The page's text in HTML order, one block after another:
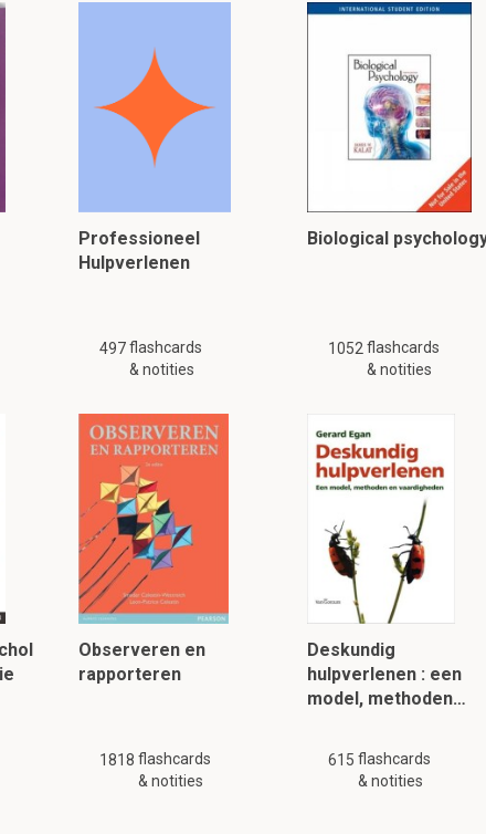
Professioneel
Hulpverlenen
497 flashcards
& notities
Biological
1052 flashcards
& notities
Observeren en
rapporteren
1818 flashcards
& notities
Deskundig
hulpverlenen : een
model, methoden…
615 flashcards
& notities